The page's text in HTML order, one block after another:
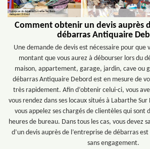
Comment obtenir un devis auprès
débarras Antiquaire
Une demande de devis est nécessaire pour que
montant que vous aurez à débourser lors du
maison, appartement, garage, jardin, cave ou
débarras Antiquaire Debord est en mesure de
très rapidement. Afin d’obtenir celui-ci, vous
vous rendez dans ses locaux situés à Labarthe
vous appelez ses chargés de clientèles qui sont
heures de bureau. Dans tous les cas, vous devez
d’un devis auprès de l’entreprise de débarras
sans engagement.